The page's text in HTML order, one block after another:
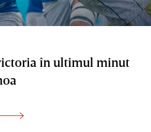
în ultimul minut